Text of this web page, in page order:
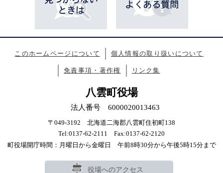
このホームページについて 個人情報の取り扱いについて
免責事項・著作権 リンク集
八雲町役場
法人番号 6000020013463
〒049-3192 北海道二海郡八雲町住初町138
Tel:0137-62-2111 Fax:0137-62-2120
町役場開庁時間：月曜日から金曜日 午前8時30分から午後5時15分まで
役場へのアクセス